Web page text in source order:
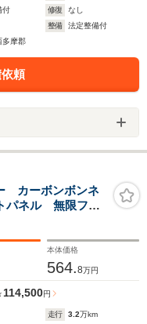
付 修復
なし
整備
法定整備付
多摩郡
頼
カーボンボンネ
パネル 無限フロ
フォーマンスエ
ャッチタンク
本体価格
564.8万円
114,500円
走行 3.2万km